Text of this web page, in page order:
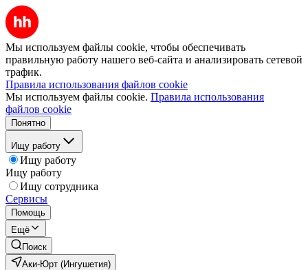
Мы используем файлы cookie, чтобы обеспечивать
правильную работу нашего веб-сайта и анализировать сетевой
трафик.
Правила использования файлов cookie
Мы используем файлы cookie. Правила использования
файлов cookie
Понятно
Ищу работу
Ищу работу
Ищу работу
Ищу сотрудника
Сервисы
Помощь
Ещё
Поиск
Аки-Юрт (Ингушетия)